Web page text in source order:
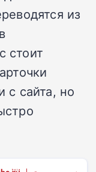
из
стоит
с сайта, но